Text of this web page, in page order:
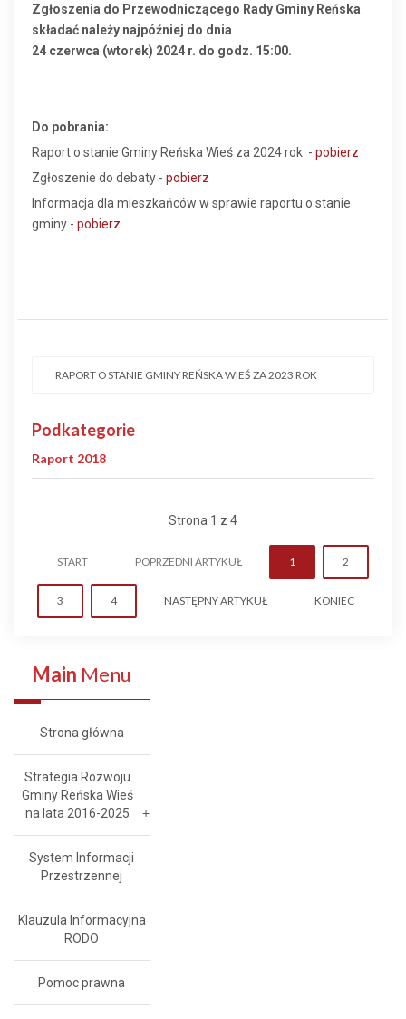
Zgłoszenia do Przewodniczącego Rady Gminy Reńska
składać należy najpóźniej do dnia
24 czerwca (wtorek) 2024 r. do godz. 15:00.
Do pobrania:
Raport o stanie Gminy Reńska Wieś za 2024 rok - pobierz
Zgłoszenie do debaty - pobierz
Informacja dla mieszkańców w sprawie raportu o stanie
gminy - pobierz
RAPORT O STANIE GMINY REŃSKA WIEŚ ZA 2023 ROK
Podkategorie
Raport 2018
Strona 1 z 4
START POPRZEDNI ARTYKUŁ 1 2
3 4 NASTĘPNY ARTYKUŁ KONIEC
Main Menu
Strona główna
Strategia Rozwoju
Gminy Reńska Wieś
na lata 2016-2025
System Informacji
Przestrzennej
Klauzula Informacyjna
RODO
Pomoc prawna